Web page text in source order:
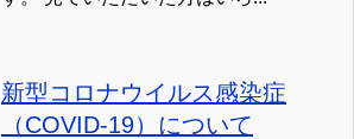
新型コロナウイルス感染症
（COVID-19）について